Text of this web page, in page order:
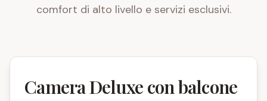
comfort di alto livello e servizi esclusivi.
Camera Deluxe con balcone